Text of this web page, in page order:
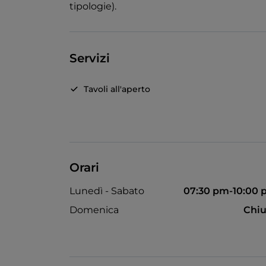
tipologie).
Servizi
Tavoli all'aperto
Orari
Lunedì - Sabato
07:30 pm-10:00
Domenica